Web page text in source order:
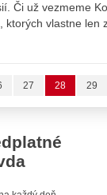
Či už vezmeme
ktorých vlastne
27 28 29